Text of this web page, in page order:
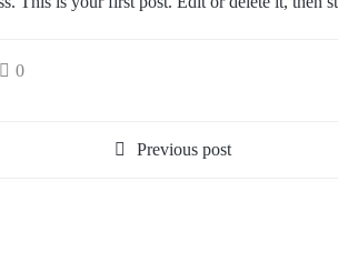
0
Previous post